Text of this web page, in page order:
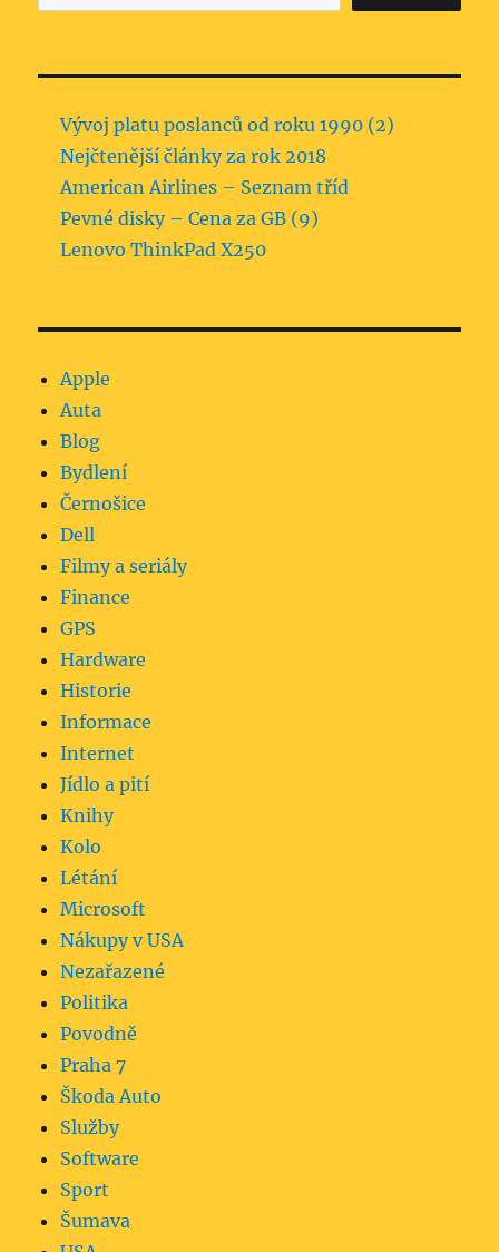
Vývoj platu poslanců od roku 1990 (2)
Nejčtenější články za rok 2018
American Airlines – Seznam tříd
Pevné disky – Cena za GB (9)
Lenovo ThinkPad X250
Apple
Auta
Blog
Bydlení
Černošice
Dell
Filmy a seriály
Finance
GPS
Hardware
Historie
Informace
Internet
Jídlo a pití
Knihy
Kolo
Létání
Microsoft
Nákupy v USA
Nezařazené
Politika
Povodně
Praha 7
Škoda Auto
Služby
Software
Sport
Šumava